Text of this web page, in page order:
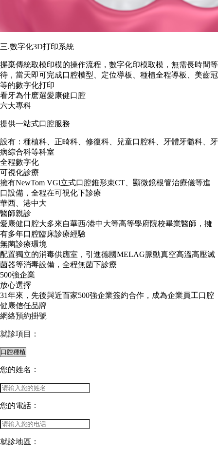
三.數字化3D打印系統
摒棄傳統取模印模的操作流程，數字化印模取模，無需長時間等
待，當天即可完成口腔模型、定位導板、種植全程導板、美齒冠
等的數字化打印
看牙為什麽選愛康健口腔
六大專科
提供一站式口腔服務
設有：種植科、正畸科、修復科、兒童口腔科、牙體牙髓科、牙
病綜合科等科室
全程數字化
可視化診療
擁有NewTom VGl立式口腔錐形束CT、顯微鏡根管治療儀等進
口設備，全程在可視化下診療
華西、港中大
醫師親診
愛康健口腔大多來自華西/港中大等高等學府院校畢業醫師，擁
有多年口腔臨床診療經驗
無菌診療環境
配置獨立的消毒供應室，引進德國MELAG脈動真空高溫高壓滅
菌器等消毒設備，全程無菌下診療
500強企業
放心選擇
31年來，先後與近百家500強企業簽約合作，成為企業員工口腔
健康信任品牌
網絡預約掛號
就診項目：
您的姓名：
您的電話：
就診地區：